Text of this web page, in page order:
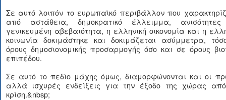
Σε αυτό λοιπόν το ευρωπαϊκό περιβάλλον που
από αστάθεια, δημοκρατικό έλλειμμα,
γενικευμένη αβεβαιότητα, η ελληνική οικονομία και η
κοινωνία δοκιμάστηκε και δοκιμάζεται ασύμμετρα,
όρους δημοσιονομικής προσαρμογής όσο και σε όρους
επιπέδου.
Σε αυτό το πεδίο μάχης όμως, διαμορφώνονται και οι
αλλά ισχυρές ενδείξεις για την έξοδο της χώρας
κρίση.&nbsp;